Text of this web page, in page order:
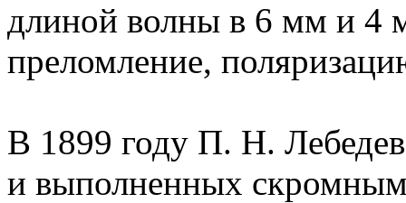
длиной волны в 6 мм и 4
преломление,
В 1899 году П. Н.
и выполненных